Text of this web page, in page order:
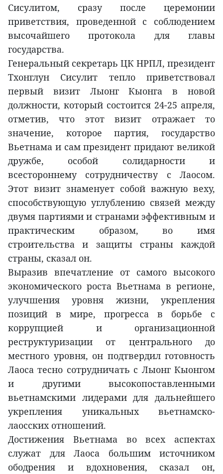
Сисулитом, сразу после церемонии
приветствия, проведенной с соблюдением
высочайшего протокола для главы
государства.
Генеральный секретарь ЦК НРПЛ, президент
Тхонглун Сисулит тепло приветствовал
первый визит Лыонг Кыонга в новой
должности, который состоится 24-25 апреля,
отметив, что этот визит отражает то
значение, которое партия, государство
Вьетнама и сам президент придают великой
дружбе, особой солидарности и
всестороннему сотрудничеству с Лаосом.
Этот визит знаменует собой важную веху,
способствующую углублению связей между
двумя партиями и странами эффективным и
практическим образом, во имя
строительства и защиты страны каждой
страны, сказал он.
Выразив впечатление от самого высокого
экономического роста Вьетнама в регионе,
улучшения уровня жизни, укрепления
позиций в мире, прогресса в борьбе с
коррупцией и организационной
реструктуризации от центрального до
местного уровня, он подтвердил готовность
Лаоса тесно сотрудничать с Лыонг Кыонгом
и другими высокопоставленными
вьетнамскими лидерами для дальнейшего
укрепления уникальных вьетнамско-
лаосских отношений.
Достижения Вьетнама во всех аспектах
служат для Лаоса большим источником
ободрения и вдохновения, сказал он,